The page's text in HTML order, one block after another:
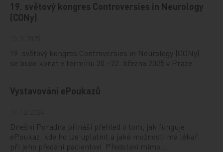
19. světový kongres Controversies in Neurology
(CONy)
19. světový kongres Controversies in Neurology (CONy)
se bude konat v termínu 20.–22. března 2025 v Praze.
Vystavování ePoukazů
Dnešní Poradna přináší přehled o tom, jak funguje
ePoukaz, kde ho lze uplatnit a jaké možnosti má lékař
při jeho předání pacientovi. Představí mimo…